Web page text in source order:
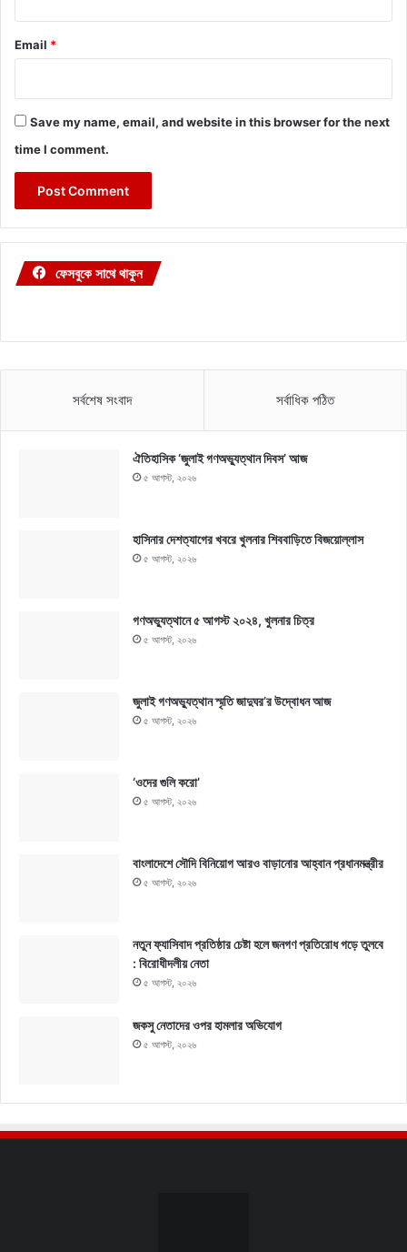
Email *
Save my name, email, and website in this browser for the next
time I comment.
ফেসবুকে সাথে থাকুন
সর্বশেষ সংবাদ সর্বাধিক পঠিত
ঐতিহাসিক ‘জুলাই গণঅভ্যুত্থান দিবস’ আজ
৫ আগস্ট, ২০২৬
হাসিনার দেশত্যাগের খবরে খুলনার শিববাড়িতে বিজয়োল্লাস
৫ আগস্ট, ২০২৬
গণঅভ্যুত্থানে ৫ আগস্ট ২০২৪, খুলনার চিত্র
৫ আগস্ট, ২০২৬
জুলাই গণঅভ্যুত্থান স্মৃতি জাদুঘর’র উদ্বোধন আজ
৫ আগস্ট, ২০২৬
‘ওদের গুলি করো’
৫ আগস্ট, ২০২৬
বাংলাদেশে সৌদি বিনিয়োগ আরও বাড়ানোর আহ্বান প্রধানমন্ত্রীর
৫ আগস্ট, ২০২৬
নতুন ফ্যাসিবাদ প্রতিষ্ঠার চেষ্টা হলে জনগণ প্রতিরোধ গড়ে তুলবে
: বিরোধীদলীয় নেতা
৫ আগস্ট, ২০২৬
জকসু নেতাদের ওপর হামলার অভিযোগ
৫ আগস্ট, ২০২৬